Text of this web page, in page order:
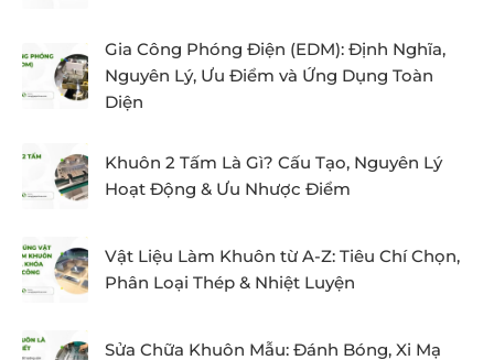
Gia Công Phóng Điện (EDM): Định Nghĩa,
Nguyên Lý, Ưu Điểm và Ứng Dụng Toàn
Diện
Khuôn 2 Tấm Là Gì? Cấu Tạo, Nguyên Lý
Hoạt Động & Ưu Nhược Điểm
Vật Liệu Làm Khuôn từ A-Z: Tiêu Chí Chọn,
Phân Loại Thép & Nhiệt Luyện
Sửa Chữa Khuôn Mẫu: Đánh Bóng, Xi Mạ